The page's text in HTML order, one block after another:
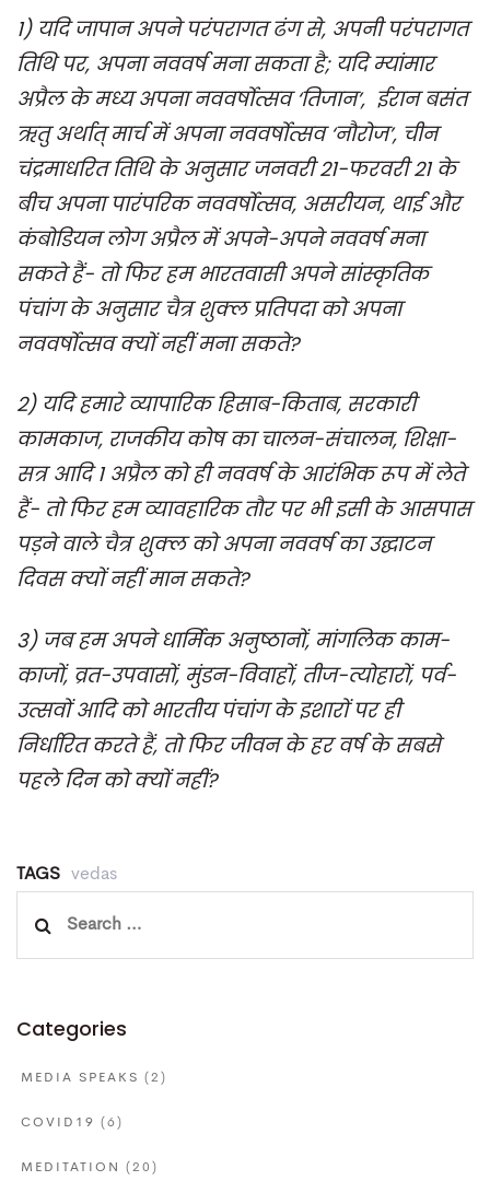
1) यदि जापान अपने परंपरागत ढंग से, अपनी परंपरागत
तिथि पर, अपना नववर्ष मना सकता है; यदि म्यांमार
अप्रैल के मध्य अपना नववर्षोत्सव ‘तिजान’, ईरान बसंत
ऋतु अर्थात् मार्च में अपना नववर्षोत्सव ‘नौरोज’, चीन
चंद्रमाधरित तिथि के अनुसार जनवरी 21-फरवरी 21 के
बीच अपना पारंपरिक नववर्षोत्सव, असरीयन, थाई और
कंबोडियन लोग अप्रैल में अपने-अपने नववर्ष मना
सकते हैं- तो फिर हम भारतवासी अपने सांस्कृतिक
पंचांग के अनुसार चैत्र शुक्ल प्रतिपदा को अपना
नववर्षोत्सव क्यों नहीं मना सकते?
2) यदि हमारे व्यापारिक हिसाब-किताब, सरकारी
कामकाज, राजकीय कोष का चालन-संचालन, शिक्षा-
सत्र आदि 1 अप्रैल को ही नववर्ष के आरंभिक रूप में लेते
हैं- तो फिर हम व्यावहारिक तौर पर भी इसी के आसपास
पड़ने वाले चैत्र शुक्ल को अपना नववर्ष का उद्घाटन
दिवस क्यों नहीं मान सकते?
3) जब हम अपने धार्मिक अनुष्ठानों, मांगलिक काम-
काजों, व्रत-उपवासों, मुंडन-विवाहों, तीज-त्योहारों, पर्व-
उत्सवों आदि को भारतीय पंचांग के इशारों पर ही
निर्धारित करते हैं, तो फिर जीवन के हर वर्ष के सबसे
पहले दिन को क्यों नहीं?
TAGS
vedas
Categories
MEDIA SPEAKS (2)
COVID19 (6)
MEDITATION (20)